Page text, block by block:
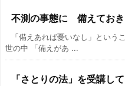
不測の事態に 備えておき
「備えあれば憂いなし」という
世の中 「備えがあ ...
「さとりの法」を受講